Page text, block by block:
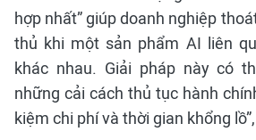
hợp nhất” giúp doanh nghiệp
thủ khi một sản phẩm AI liên
khác nhau. Giải pháp này có
những cải cách thủ tục hành
kiệm chi phí và thời gian khổng